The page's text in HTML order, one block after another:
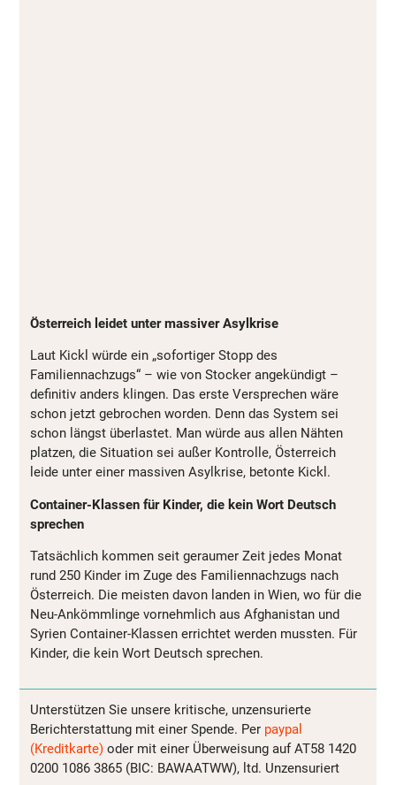
Österreich leidet unter massiver Asylkrise
Laut Kickl würde ein „sofortiger Stopp des
Familiennachzugs“ – wie von Stocker angekündigt –
definitiv anders klingen. Das erste Versprechen wäre
schon jetzt gebrochen worden. Denn das System sei
schon längst überlastet. Man würde aus allen Nähten
platzen, die Situation sei außer Kontrolle, Österreich
leide unter einer massiven Asylkrise, betonte Kickl.
Container-Klassen für Kinder, die kein Wort Deutsch
sprechen
Tatsächlich kommen seit geraumer Zeit jedes Monat
rund 250 Kinder im Zuge des Familiennachzugs nach
Österreich. Die meisten davon landen in Wien, wo für die
Neu-Ankömmlinge vornehmlich aus Afghanistan und
Syrien Container-Klassen errichtet werden mussten. Für
Kinder, die kein Wort Deutsch sprechen.
Unterstützen Sie unsere kritische, unzensurierte
Berichterstattung mit einer Spende. Per paypal
(Kreditkarte) oder mit einer Überweisung auf AT58 1420
0200 1086 3865 (BIC: BAWAATWW), ltd. Unzensuriert